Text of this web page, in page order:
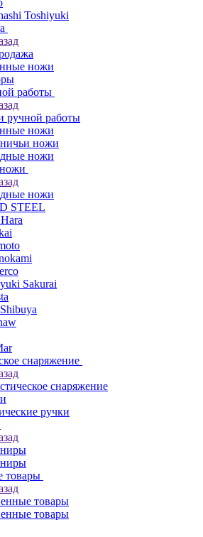
Toshiyuki
ножи
работы
ручной работы
ножи
ножи
ножи
ножи
STEEL
Sakurai
снаряжение
снаряжение
ручки
товары
товары
товары